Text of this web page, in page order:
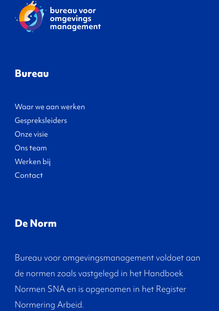
Bureau
Waar we aan werken
Gespreksleiders
Onze visie
Ons team
Werken bij
Contact
De Norm
Bureau voor omgevingsmanagement voldoet aan
de normen zoals vastgelegd in het Handboek
Normen SNA en is opgenomen in het Register
Normering Arbeid.